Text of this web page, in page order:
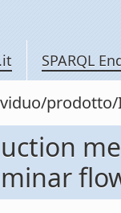
SPARQL
prodotto/